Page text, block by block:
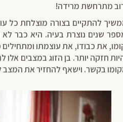
מתרחשת מרידה!
להתקיים בצורה מוצלחת כל
שנים נוצרת בעיה. היא כבר לא
את כבודו, את עוצמתו
חזקה יותר. בן הזוג במצבים אלו
בקשר. וישאף להחזיר את המצב